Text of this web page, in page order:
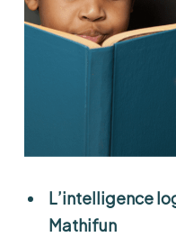
L’intelligence
Mathifun